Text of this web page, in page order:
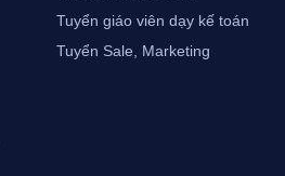
Tuyển giáo viên dạy kế toán
Tuyển Sale, Marketing